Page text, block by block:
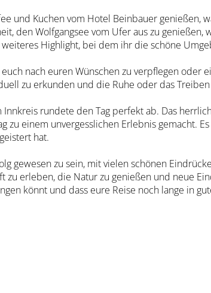
und Kuchen vom Hotel Beinbauer genießen,
den Wolfgangsee vom Ufer aus zu
Highlight, bei dem ihr die schöne
nach euren Wünschen zu verpflegen oder
zu erkunden und die Ruhe oder das Treiben
rundete den Tag perfekt ab. Das
zu einem unvergesslichen Erlebnis gemacht.
hat.
gewesen zu sein, mit vielen schönen
erleben, die Natur zu genießen und neue
könnt und dass eure Reise noch lange in